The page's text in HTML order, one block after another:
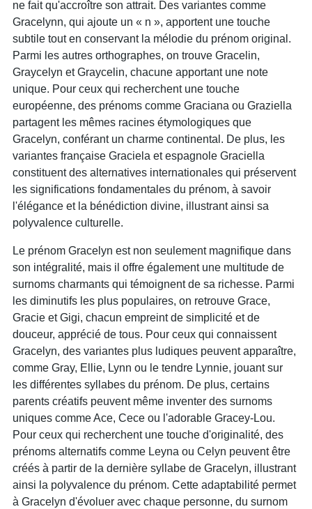
ne fait qu'accroître son attrait. Des variantes comme
Gracelynn, qui ajoute un « n », apportent une touche
subtile tout en conservant la mélodie du prénom original.
Parmi les autres orthographes, on trouve Gracelin,
Graycelyn et Graycelin, chacune apportant une note
unique. Pour ceux qui recherchent une touche
européenne, des prénoms comme Graciana ou Graziella
partagent les mêmes racines étymologiques que
Gracelyn, conférant un charme continental. De plus, les
variantes française Graciela et espagnole Graciella
constituent des alternatives internationales qui préservent
les significations fondamentales du prénom, à savoir
l'élégance et la bénédiction divine, illustrant ainsi sa
polyvalence culturelle.
Le prénom Gracelyn est non seulement magnifique dans
son intégralité, mais il offre également une multitude de
surnoms charmants qui témoignent de sa richesse. Parmi
les diminutifs les plus populaires, on retrouve Grace,
Gracie et Gigi, chacun empreint de simplicité et de
douceur, apprécié de tous. Pour ceux qui connaissent
Gracelyn, des variantes plus ludiques peuvent apparaître,
comme Gray, Ellie, Lynn ou le tendre Lynnie, jouant sur
les différentes syllabes du prénom. De plus, certains
parents créatifs peuvent même inventer des surnoms
uniques comme Ace, Cece ou l'adorable Gracey-Lou.
Pour ceux qui recherchent une touche d'originalité, des
prénoms alternatifs comme Leyna ou Celyn peuvent être
créés à partir de la dernière syllabe de Gracelyn, illustrant
ainsi la polyvalence du prénom. Cette adaptabilité permet
à Gracelyn d'évoluer avec chaque personne, du surnom